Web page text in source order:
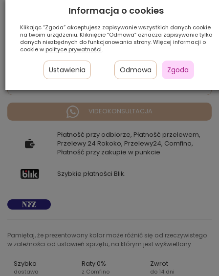
1 550,00 zł
VIDEOKONSULTACJA
Płatność przy odbiorze, Płatność przelewem,
Przelewy 24 Rokoko, Przelewy24, Comfino,
Płatność przy zakupie w punkcie
Szybkie płatności Blik.
Pamiętaj, że prezentowany kolor może różnić się od rzeczywistego
w zależności od ustawień sprzętu, na którym jest wyświetlany.
Szybka
dostawa
Raty 0%
z Comfino
Zwrot
do 14 dni
Informacja o cookies
Klikając “Zgoda” akceptujesz zapisywanie wszystkich danych cookie
na twoim urządzeniu. Kliknięcie “Odmowa” oznacza zapisywanie tylko
danych niezbędnych do funkcjonowania strony. Więcej informacji o
cookie w polityce prywatności.
Ustawienia Odmowa Zgoda